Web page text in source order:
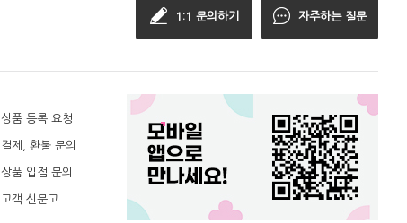
1:1 문의하기 자주하는 질문
상품 등록 요청
결제, 환불 문의
상품 입점 문의
고객 신문고